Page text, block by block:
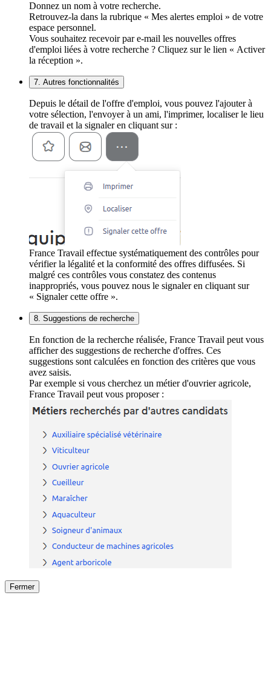
Donnez un nom à votre recherche.
Retrouvez-la dans la rubrique « Mes alertes emploi » de votre
espace personnel.
Vous souhaitez recevoir par e-mail les nouvelles offres
d'emploi liées à votre recherche ? Cliquez sur le lien « Activer
la réception ».
7. Autres fonctionnalités
Depuis le détail de l'offre d'emploi, vous pouvez l'ajouter à
votre sélection, l'envoyer à un ami, l'imprimer, localiser le lieu
de travail et la signaler en cliquant sur :
France Travail effectue systématiquement des contrôles pour
vérifier la légalité et la conformité des offres diffusées. Si
malgré ces contrôles vous constatez des contenus
inappropriés, vous pouvez nous le signaler en cliquant sur
« Signaler cette offre ».
8. Suggestions de recherche
En fonction de la recherche réalisée, France Travail peut vous
afficher des suggestions de recherche d'offres. Ces
suggestions sont calculées en fonction des critères que vous
avez saisis.
Par exemple si vous cherchez un métier d'ouvrier agricole,
France Travail peut vous proposer :
Fermer